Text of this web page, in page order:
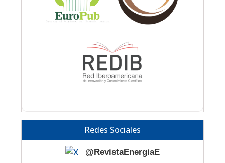
Redes Sociales
@RevistaEnergiaE